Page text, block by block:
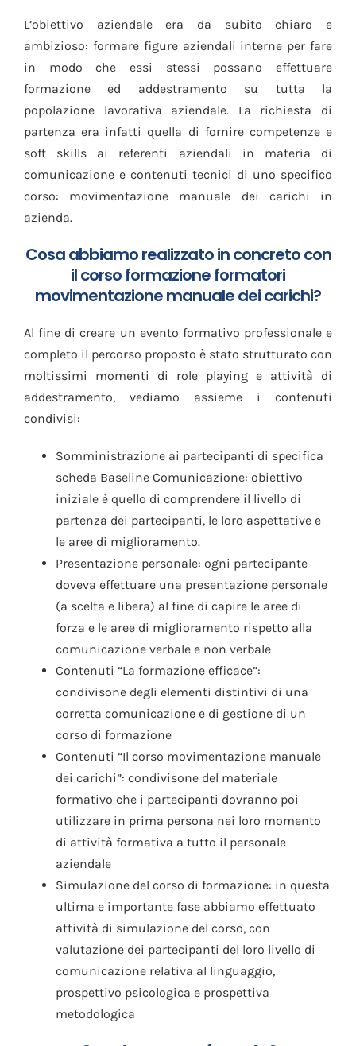
L’obiettivo aziendale era da subito chiaro e
ambizioso: formare figure aziendali interne per fare
in modo che essi stessi possano effettuare
formazione ed addestramento su tutta la
popolazione lavorativa aziendale. La richiesta di
partenza era infatti quella di fornire competenze e
soft skills ai referenti aziendali in materia di
comunicazione e contenuti tecnici di uno specifico
corso: movimentazione manuale dei carichi in
azienda.
Cosa abbiamo realizzato in concreto con
il corso formazione formatori
movimentazione manuale dei carichi?
Al fine di creare un evento formativo professionale e
completo il percorso proposto è stato strutturato con
moltissimi momenti di role playing e attività di
addestramento, vediamo assieme i contenuti
condivisi:
Somministrazione ai partecipanti di specifica
scheda Baseline Comunicazione: obiettivo
iniziale è quello di comprendere il livello di
partenza dei partecipanti, le loro aspettative e
le aree di miglioramento.
Presentazione personale: ogni partecipante
doveva effettuare una presentazione personale
(a scelta e libera) al fine di capire le aree di
forza e le aree di miglioramento rispetto alla
comunicazione verbale e non verbale
Contenuti “La formazione efficace”:
condivisone degli elementi distintivi di una
corretta comunicazione e di gestione di un
corso di formazione
Contenuti “Il corso movimentazione manuale
dei carichi”: condivisone del materiale
formativo che i partecipanti dovranno poi
utilizzare in prima persona nei loro momento
di attività formativa a tutto il personale
aziendale
Simulazione del corso di formazione: in questa
ultima e importante fase abbiamo effettuato
attività di simulazione del corso, con
valutazione dei partecipanti del loro livello di
comunicazione relativa al linguaggio,
prospettivo psicologica e prospettiva
metodologica